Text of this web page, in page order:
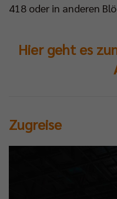
418 oder in anderen
Hier geht es
Zugreise